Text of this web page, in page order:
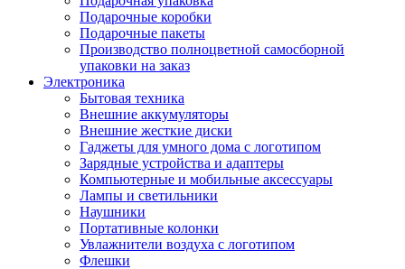
Подарочные коробки
Подарочные пакеты
Производство полноцветной самосборной
упаковки на заказ
Электроника
Бытовая техника
Внешние аккумуляторы
Внешние жесткие диски
Гаджеты для умного дома с логотипом
Зарядные устройства и адаптеры
Компьютерные и мобильные аксессуары
Лампы и светильники
Наушники
Портативные колонки
Увлажнители воздуха с логотипом
Флешки